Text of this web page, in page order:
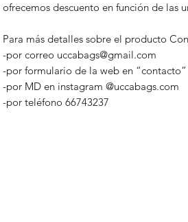
ofrecemos descuento en función de las
Para más detalles sobre el producto
-por correo uccabags@gmail.com
-por formulario de la web en “contacto”
-por MD en instagram @uccabags.com
-por teléfono 66743237